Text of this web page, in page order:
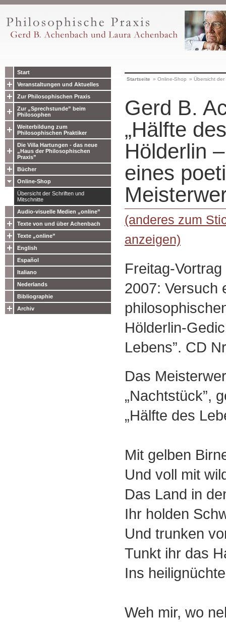
Start
Veranstaltungen und Aktuelles
Zur Philosophischen Praxis
Zur „Sprechstunde” beim
Philosophen
Weiterbildung zum
Philosophischen Praktiker
Die Villa Hartungen - das neue
„Haus der Philosophischen
Praxis”
Bücher
Online-Shop
Übersicht der Schriften und
Mitschnitte
Audio-visuelle Medien „online”
Texte von und über Achenbach
Texte „online”
English
Español
Italiano
Nederlands
Bibliographie
Archiv
Startseite » Online-Shop » Übersicht
Gerd B.
„Hälfte
Hölderlin
eines
(anderes zum
anzeigen)
Freitag-
2007: Versuch
Hölderlin-
Lebens”. CD
Das
„Nachtstück”,
„Hälfte des
Mit gelben
Und voll mit
Das Land in
Ihr holden
Und trunken
Tunkt ihr das
Ins
Weh mir, wo